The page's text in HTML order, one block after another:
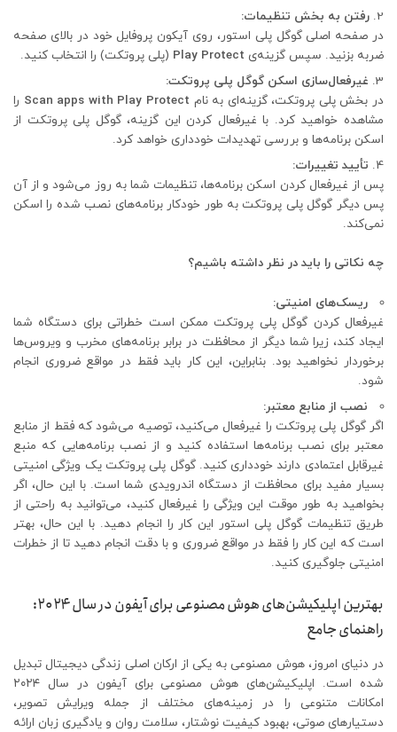
رفتن به بخش تنظیمات:
در صفحه اصلی گوگل پلی استور، روی آیکون پروفایل خود در بالای صفحه
ضربه بزنید. سپس گزینه‌ی Play Protect (پلی پروتکت) را انتخاب کنید.
غیرفعال‌سازی اسکن گوگل پلی پروتکت:
در بخش پلی پروتکت، گزینه‌ای به نام Scan apps with Play Protect را
مشاهده خواهید کرد. با غیرفعال کردن این گزینه، گوگل پلی پروتکت از
اسکن برنامه‌ها و بررسی تهدیدات خودداری خواهد کرد.
تأیید تغییرات:
پس از غیرفعال کردن اسکن برنامه‌ها، تنظیمات شما به روز می‌شود و از آن
پس دیگر گوگل پلی پروتکت به طور خودکار برنامه‌های نصب شده را اسکن
نمی‌کند.
چه نکاتی را باید در نظر داشته باشیم؟
ریسک‌های امنیتی:
غیرفعال کردن گوگل پلی پروتکت ممکن است خطراتی برای دستگاه شما
ایجاد کند، زیرا شما دیگر از محافظت در برابر برنامه‌های مخرب و ویروس‌ها
برخوردار نخواهید بود. بنابراین، این کار باید فقط در مواقع ضروری انجام
شود.
نصب از منابع معتبر:
اگر گوگل پلی پروتکت را غیرفعال می‌کنید، توصیه می‌شود که فقط از منابع
معتبر برای نصب برنامه‌ها استفاده کنید و از نصب برنامه‌هایی که منبع
غیرقابل اعتمادی دارند خودداری کنید. گوگل پلی پروتکت یک ویژگی امنیتی
بسیار مفید برای محافظت از دستگاه اندرویدی شما است. با این حال، اگر
بخواهید به طور موقت این ویژگی را غیرفعال کنید، می‌توانید به راحتی از
طریق تنظیمات گوگل پلی استور این کار را انجام دهید. با این حال، بهتر
است که این کار را فقط در مواقع ضروری و با دقت انجام دهید تا از خطرات
امنیتی جلوگیری کنید.
بهترین اپلیکیشن‌های هوش مصنوعی برای آیفون در سال ۲۰۲۴:
راهنمای جامع
در دنیای امروز، هوش مصنوعی به یکی از ارکان اصلی زندگی دیجیتال تبدیل
شده است. اپلیکیشن‌های هوش مصنوعی برای آیفون در سال ۲۰۲۴
امکانات متنوعی را در زمینه‌های مختلف از جمله ویرایش تصویر،
دستیارهای صوتی، بهبود کیفیت نوشتار، سلامت روان و یادگیری زبان ارائه